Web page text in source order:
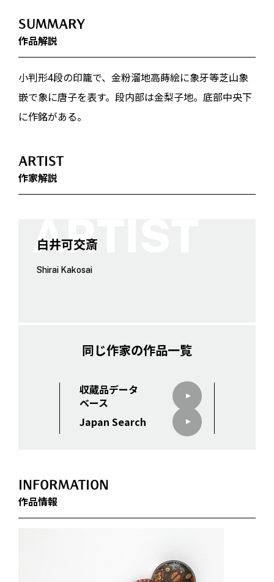
SUMMARY
作品解説
小判形4段の印籠で、金粉溜地高蒔絵に象牙等芝山象
嵌で象に唐子を表す。段内部は金梨子地。底部中央下
に作銘がある。
ARTIST
作家解説
白井可交斎
Shirai Kakosai
同じ作家の作品一覧
収蔵品データ
ベース
Japan Search
INFORMATION
作品情報